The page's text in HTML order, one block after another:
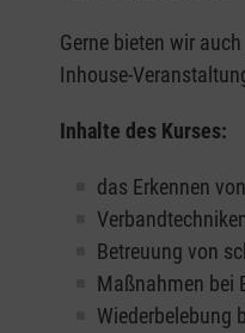
Gerne bieten wir auch
Inhouse-
Inhalte des Kurses:
das Erkennen
Betreuung von
Maßnahmen bei
Wiederbelebung